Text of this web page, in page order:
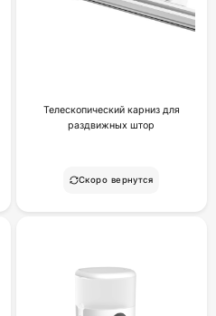
Телескопический карниз для
раздвижных штор
Скоро вернутся